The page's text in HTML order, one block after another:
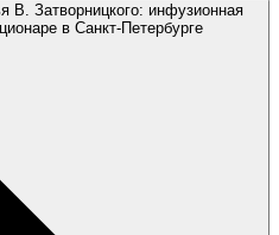
В. Затворницкого: инфузионная
в Санкт-Петербурге